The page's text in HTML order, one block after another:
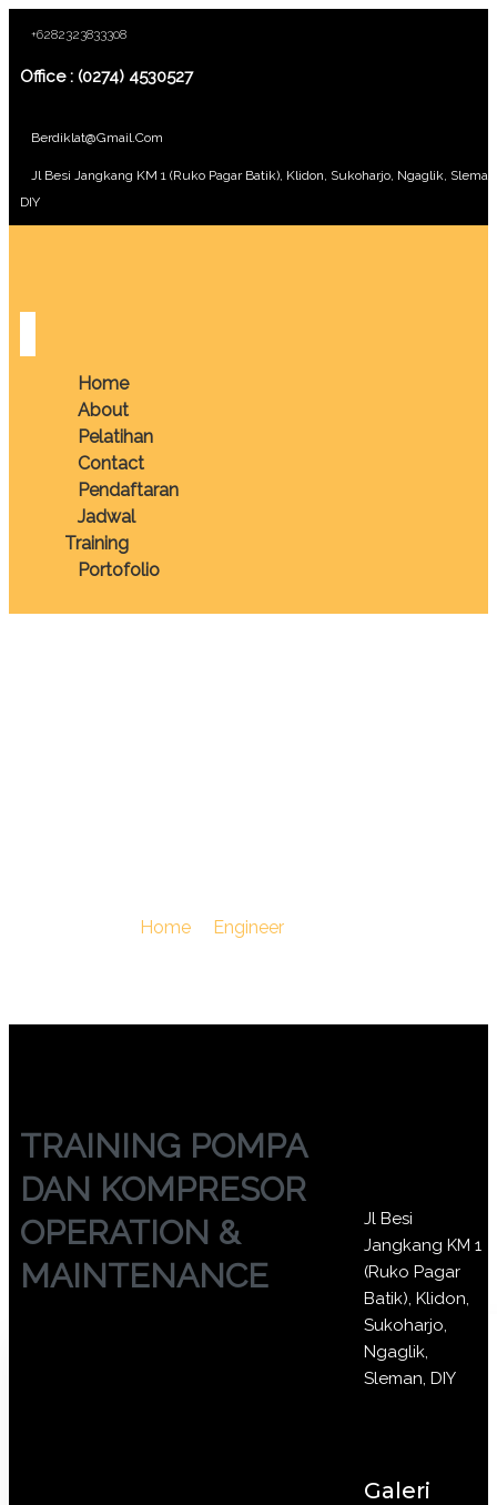
+6282323833308
Office : (0274) 4530527
Berdiklat@gmail.com
Jl Besi Jangkang KM 1 (Ruko Pagar Batik), Klidon, Sukoharjo, Ngaglik,
DIY
Home
About
Pelatihan
Contact
Pendaftaran
Jadwal
Training
Portofolio
Home Engineer
TRAINING POMPA
DAN KOMPRESOR
OPERATION &
MAINTENANCE
Jl Besi
Jangkang KM 1
(Ruko Pagar
Batik), Klidon,
Sukoharjo,
Ngaglik,
Sleman, DIY
Galeri